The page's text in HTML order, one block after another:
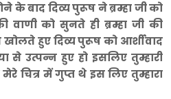
के बाद दिव्य पुरूष ने ब्रम्हा जी को
वाणी को सुनते ही ब्रम्हा जी की
हुए दिव्य पुरूष को आर्शीवाद
से उत्पन्न हुए हो इसलिए तुम्हारी
चित्र में गुप्त थे इस लिए तुम्हारा